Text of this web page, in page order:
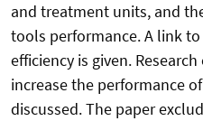
and treatment units, and
tools performance. A link
efficiency is given.
increase the performance
discussed. The paper